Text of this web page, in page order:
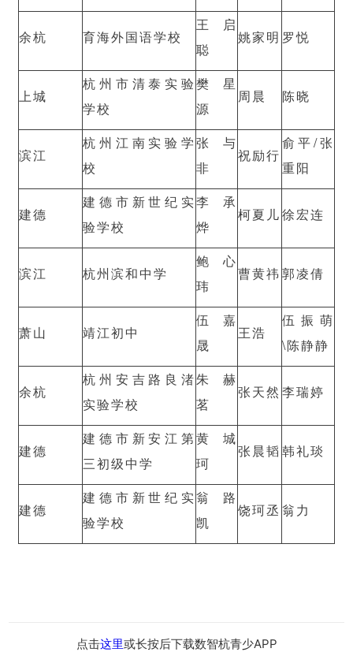
余杭 育海外国语学校
王启
聪
姚家明 罗悦
上城
杭州市清泰实验
学校
樊星
源
周晨 陈晓
滨江
杭州江南实验学
校
张与
非
祝励行
俞平/张
重阳
建德
建德市新世纪实
验学校
李承
烨
柯夏儿徐宏连
滨江 杭州滨和中学
鲍心
玮
曹黄祎 郭凌倩
萧山 靖江初中
伍嘉
晟
王浩
伍振萌
\陈静静
余杭
杭州安吉路良渚
实验学校
朱赫
茗
张天然 李瑞婷
建德
建德市新安江第
三初级中学
黄城
珂
张晨韬 韩礼琰
建德
建德市新世纪实
验学校
翁路
凯
饶珂丞 翁力
点击这里或长按后下载数智杭青少APP